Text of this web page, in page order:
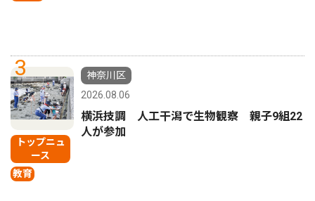
3
トップニュ
ース
教育
神奈川区
2026.08.06
横浜技調 人工干潟で生物観察 親子9組22
人が参加